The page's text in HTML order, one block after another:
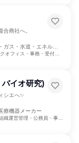
商社へ。
ス・水道・エネルギ
ーサクセス、営業、経営/事業企画、SCM/生産管理/購買/物流、交通/運輸、経理/税務/財務、人事、総務、法務/知財、IT、広報/IR、製造・生産工程、建築/土木/プラント専門職、マーケティング・広告・宣伝
イオ研究)
シエへ✨
療機器メーカー
営管理・公務員・事務系職種